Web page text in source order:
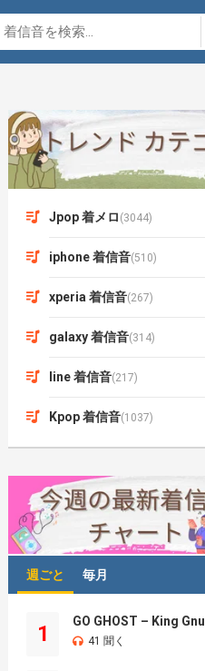
Jpop 着メロ (3044)
iphone 着信音(510)
xperia 着信音(267)
galaxy 着信音(314)
line 着信音(217)
Kpop 着信音(1037)
週ごと 毎月
1
GO GHOST – King Gnu
41 聞く